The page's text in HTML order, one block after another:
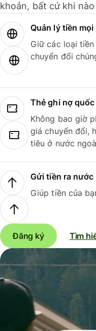
khoản, bất cứ khi
Quản lý tiền
Giữ các loại
chuyển đổi
Thẻ ghi nợ
Không bao giờ
giá chuyển đổi,
tiêu ở nước
Gửi tiền ra
Giúp tiền của
Đăng ký Tìm